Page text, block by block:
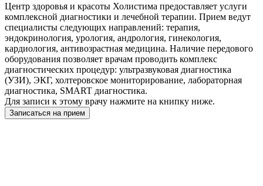
Центр здоровья и красоты Холистима предоставляет услуги
комплексной диагностики и лечебной терапии. Прием ведут
специалисты следующих направлений: терапия,
эндокринология, урология, андрология, гинекология,
кардиология, антивозрастная медицина. Наличие передового
оборудования позволяет врачам проводить комплекс
диагностических процедур: ультразвуковая диагностика
(УЗИ), ЭКГ, холтеровское мониторирование, лабораторная
диагностика, SMART диагностика.
Для записи к этому врачу нажмите на книпку ниже.
Записаться на прием